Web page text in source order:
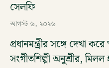
সেলফি
আগস্ট ৬, ২০২৬
প্রধানমন্ত্রীর সঙ্গে দেখা
সংগীতশিল্পী অনুশ্রীর,